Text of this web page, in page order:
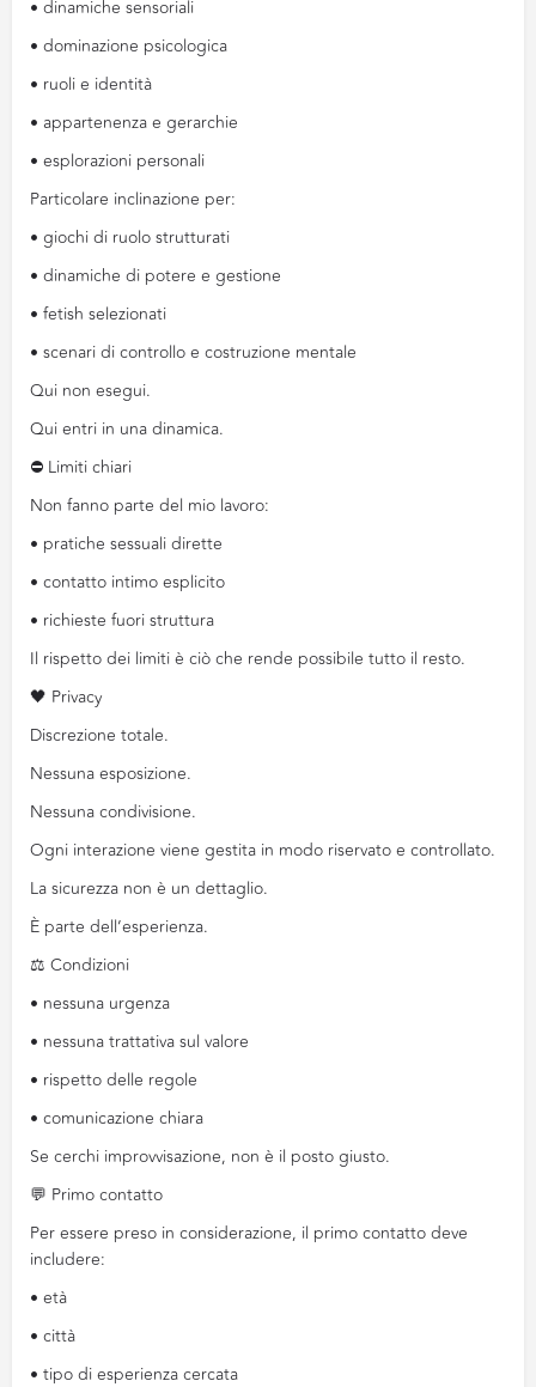
• dinamiche sensoriali
• dominazione psicologica
• ruoli e identità
• appartenenza e gerarchie
• esplorazioni personali
Particolare inclinazione per:
• giochi di ruolo strutturati
• dinamiche di potere e gestione
• fetish selezionati
• scenari di controllo e costruzione mentale
Qui non esegui.
Qui entri in una dinamica.
⛔️ Limiti chiari
Non fanno parte del mio lavoro:
• pratiche sessuali dirette
• contatto intimo esplicito
• richieste fuori struttura
Il rispetto dei limiti è ciò che rende possibile tutto il resto.
🖤 Privacy
Discrezione totale.
Nessuna esposizione.
Nessuna condivisione.
Ogni interazione viene gestita in modo riservato e controllato.
La sicurezza non è un dettaglio.
È parte dell’esperienza.
⚖️ Condizioni
• nessuna urgenza
• nessuna trattativa sul valore
• rispetto delle regole
• comunicazione chiara
Se cerchi improvvisazione, non è il posto giusto.
💬 Primo contatto
Per essere preso in considerazione, il primo contatto deve
includere:
• età
• città
• tipo di esperienza cercata